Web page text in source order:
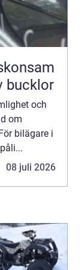
bucklor
och
om
bilägare i
08 juli 2026